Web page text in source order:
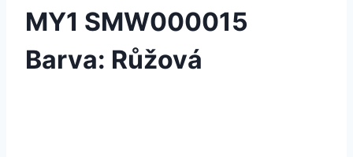
MY1 SMW000015
Barva: Růžová